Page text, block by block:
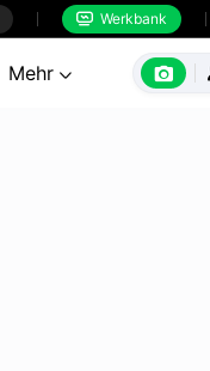
 Werkbank
Mehr  